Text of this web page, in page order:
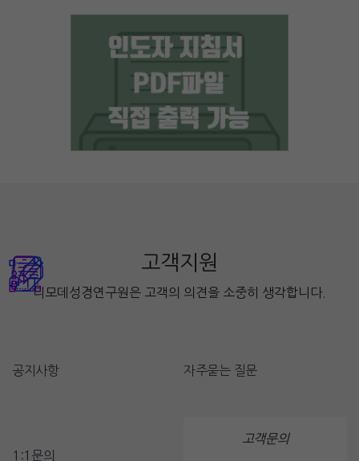
고객지원
디모데성경연구원은 고객의 의견을 소중히 생각합니다.
공지사항 자주묻는 질문
1:1문의
고객문의